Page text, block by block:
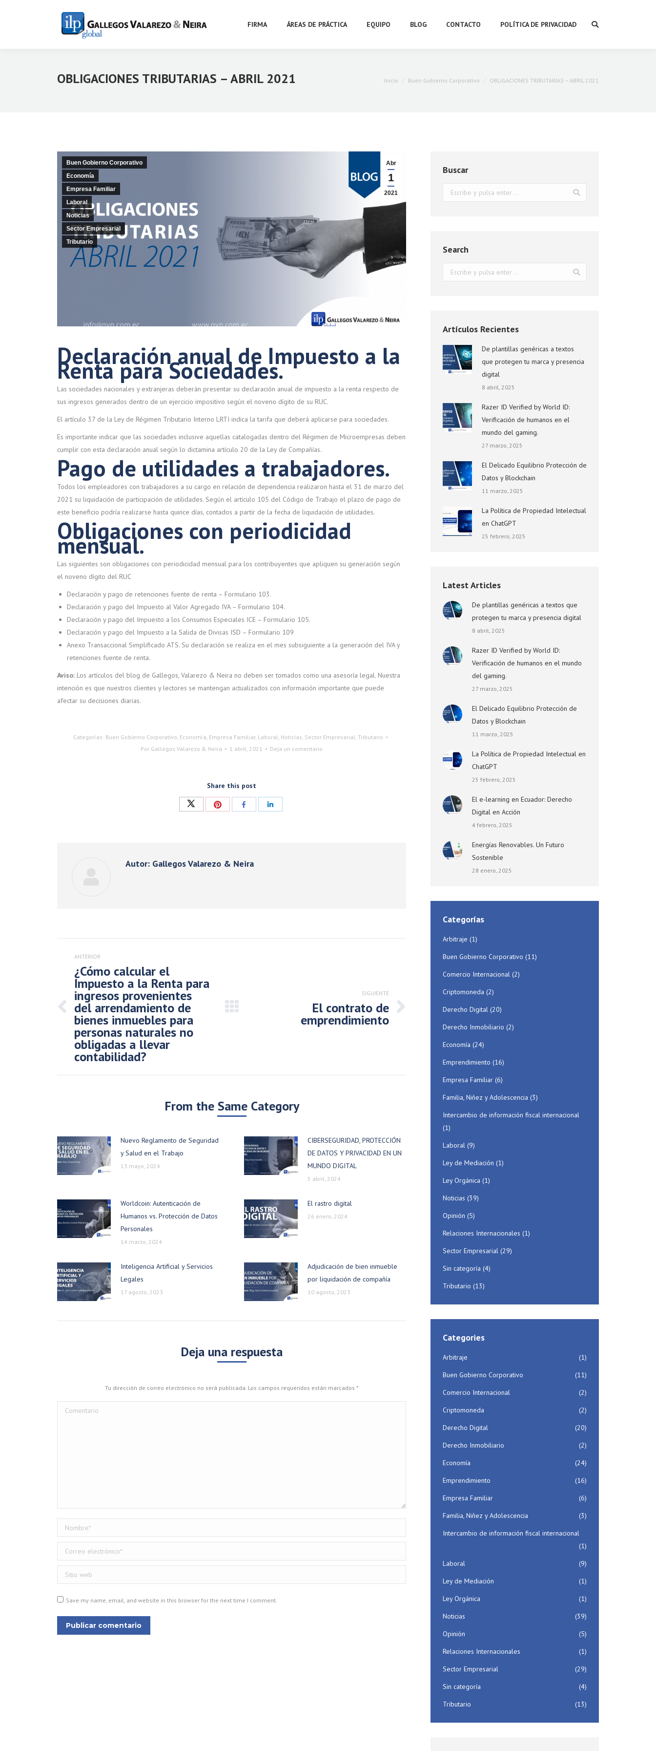
FIRMA ÁREAS DE PRÁCTICA EQUIPO BLOG CONTACTO POLÍTICA DE PRIVACIDAD Buscar:
OBLIGACIONES TRIBUTARIAS – ABRIL 2021 Estás aquí:
Inicio Buen Gobierno Corporativo OBLIGACIONES TRIBUTARIAS – ABRIL 2021
Abr
1
2021
Buen Gobierno Corporativo
Economía
Empresa Familiar
Laboral
Noticias
Sector Empresarial
Tributario
Declaración anual de Impuesto a la
Renta para Sociedades.
Las sociedades nacionales y extranjeras deberán presentar su declaración anual de impuesto a la renta respecto de
sus ingresos generados dentro de un ejercicio impositivo según el noveno dígito de su RUC.
El artículo 37 de la Ley de Régimen Tributario Interno LRTI indica la tarifa que deberá aplicarse para sociedades.
Es importante indicar que las sociedades inclusive aquellas catalogadas dentro del Régimen de Microempresas deben
cumplir con esta declaración anual según lo dictamina artículo 20 de la Ley de Compañías.
Pago de utilidades a trabajadores.
Todos los empleadores con trabajadores a su cargo en relación de dependencia realizaron hasta el 31 de marzo del
2021 su liquidación de participación de utilidades. Según el artículo 105 del Código de Trabajo el plazo de pago de
este beneficio podría realizarse hasta quince días, contados a partir de la fecha de liquidación de utilidades.
Obligaciones con periodicidad
mensual.
Las siguientes son obligaciones con periodicidad mensual para los contribuyentes que apliquen su generación según
el noveno dígito del RUC
Declaración y pago de retenciones fuente de renta – Formulario 103.
Declaración y pago del Impuesto al Valor Agregado IVA – Formulario 104.
Declaración y pago del Impuesto a los Consumos Especiales ICE – Formulario 105.
Declaración y pago del Impuesto a la Salida de Divisas ISD – Formulario 109
Anexo Transaccional Simplificado ATS. Su declaración se realiza en el mes subsiguiente a la generación del IVA y
retenciones fuente de renta.
Aviso: Los artículos del blog de Gallegos, Valarezo & Neira no deben ser tomados como una asesoría legal. Nuestra
intención es que nuestros clientes y lectores se mantengan actualizados con información importante que puede
afectar su decisiones diarias.
Categorías: Buen Gobierno Corporativo Economía Empresa Familiar, Laboral Noticias Sector Empresarial Tributario
Por Gallegos Valarezo & Neira 1 abril, 2021 Deja un comentario
Share this post
CompartirCompartirCompartirCompartir
Autor: Gallegos Valarezo & Neira
Navegación
entre
publicaciones
ANTERIOR
Publicación
anterior:
¿Cómo calcular el
Impuesto a la Renta para
ingresos provenientes
del arrendamiento de
bienes inmuebles para
personas naturales no
obligadas a llevar
contabilidad?
SIGUIENTE
El contrato de
emprendimiento
From the Same Category
Nuevo Reglamento de Seguridad
y Salud en el Trabajo
13 mayo, 2024
CIBERSEGURIDAD, PROTECCIÓN
DE DATOS Y PRIVACIDAD EN UN
MUNDO DIGITAL
5 abril, 2024
Worldcoin: Autenticación de
Humanos vs. Protección de Datos
Personales
14 marzo, 2024
El rastro digital
26 enero, 2024
Inteligencia Artificial y Servicios
Legales
17 agosto, 2023
Adjudicación de bien inmueble
por liquidación de compañía
10 agosto, 2023
Deja una respuesta
Tu dirección de correo electrónico no será publicada. Los campos requeridos están marcados *
Comentario
Nombre *
Correo electrónico *
Sitio web
Save my name, email, and website in this browser for the next time I comment.
Publicar comentario
Buscar
Buscar:
Search
Buscar:
Artículos Recientes
De plantillas genéricas a textos
que protegen tu marca y presencia
digital
8 abril, 2025
Razer ID Verified by World ID:
Verificación de humanos en el
mundo del gaming.
27 marzo, 2025
El Delicado Equilibrio Protección de
Datos y Blockchain
11 marzo, 2025
La Política de Propiedad Intelectual
en ChatGPT
25 febrero, 2025
Latest Articles
De plantillas genéricas a textos que
protegen tu marca y presencia digital
8 abril, 2025
Razer ID Verified by World ID:
Verificación de humanos en el mundo
del gaming.
27 marzo, 2025
El Delicado Equilibrio Protección de
Datos y Blockchain
11 marzo, 2025
La Política de Propiedad Intelectual en
ChatGPT
25 febrero, 2025
El e-learning en Ecuador: Derecho
Digital en Acción
4 febrero, 2025
Energías Renovables. Un Futuro
Sostenible
28 enero, 2025
Categorías
Arbitraje (1)
Buen Gobierno Corporativo (11)
Comercio Internacional (2)
Criptomoneda (2)
Derecho Digital (20)
Derecho Inmobiliario (2)
Economía (24)
Emprendimiento (16)
Empresa Familiar (6)
Familia, Niñez y Adolescencia (3)
Intercambio de información fiscal internacional
(1)
Laboral (9)
Ley de Mediación (1)
Ley Orgánica (1)
Noticias (39)
Opinión (5)
Relaciones Internacionales (1)
Sector Empresarial (29)
Sin categoría (4)
Tributario (13)
Categories
Arbitraje
(1)
Buen Gobierno Corporativo
(11)
Comercio Internacional
(2)
Criptomoneda
(2)
Derecho Digital
(20)
Derecho Inmobiliario
(2)
Economía
(24)
Emprendimiento
(16)
Empresa Familiar
(6)
Familia, Niñez y Adolescencia
(3)
Intercambio de información fiscal internacional
(1)
Laboral
(9)
Ley de Mediación
(1)
Ley Orgánica
(1)
Noticias
(39)
Opinión
(5)
Relaciones Internacionales
(1)
Sector Empresarial
(29)
Sin categoría
(4)
Tributario
(13)